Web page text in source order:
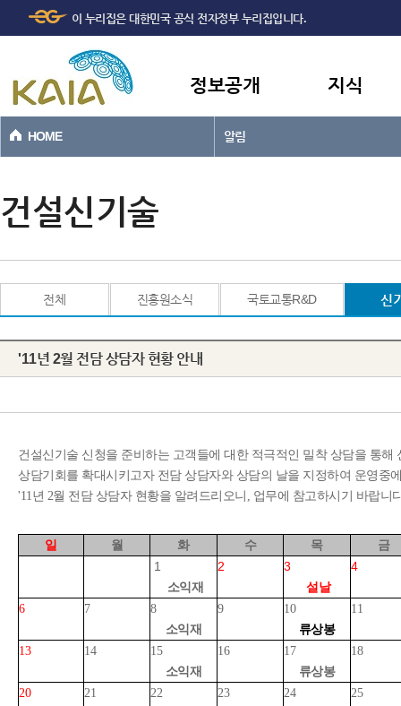
본문바로가기
이 누리집은 대한민국 공식 전자정부 누리집입니다.
정보공개 지식
HOME 알림
건설신기술
전체 진흥원소식 국토교통R&D 신
'11년 2월 전담 상담자 현황 안내
건설신기술 신청을 준비하는 고객들에 대한 적극적인 밀착 상담을 통해
상담기회를 확대시키고자 전담 상담자와 상담의 날을 지정하여 운영중
'11년 2월 전담 상담자 현황을 알려드리오니, 업무에 참고하시기 바랍니
일 월 화 수 목 금
1 2 3 4
소익재
설날
6
7 8 9 10
11
소익재
류상봉
13
14 15 16 17
18
소익재
류상봉
20
21 22 23 24
25